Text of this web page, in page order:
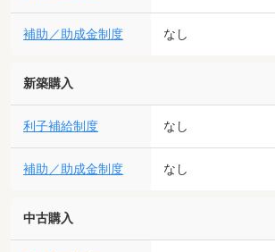
補助／助成金制度 なし
新築購入
利子補給制度 なし
補助／助成金制度 なし
中古購入